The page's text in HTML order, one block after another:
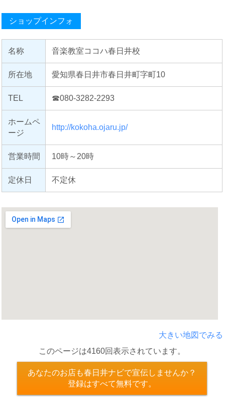
ショップインフォ
名称 音楽教室ココハ春日井校
所在地 愛知県春日井市春日井町字町10
TEL ☎080-3282-2293
ホームペ
ージ
http://kokoha.ojaru.jp/
営業時間 10時～20時
定休日 不定休
大きい地図でみる
このページは4160回表示されています。
あなたのお店も春日井ナビで宣伝しませんか？
登録はすべて無料です。